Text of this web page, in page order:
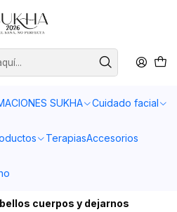
SUKHA Cuidado facial
TerapiasAccesorios
con el codigo COMPRA1
a estar mejor
que tal o cual
cuerpos y dejarnos